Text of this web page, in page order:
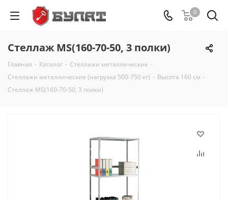
0
Стеллаж MS(160-70-50, 3 полки)
Главная - Каталог - Стеллажи металлические -
Стеллажи металлические (нагрузка 500-750 кг) - Высота 160 см -
Стеллаж MS(160-70-50, 3 полки)